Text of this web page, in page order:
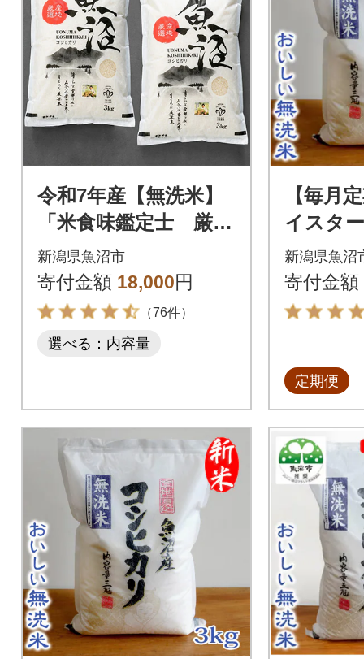
令和7年産【無洗米】
「米食味鑑定士 厳
選」魚沼産コシヒカ
リ 6kg(3kg×2袋)
新潟県魚沼市
寄付金額 18,000円
（76件）
選べる：内容量
【毎月
イスタ
コシヒ
g全6回
新潟県魚沼
寄付金額
定期便